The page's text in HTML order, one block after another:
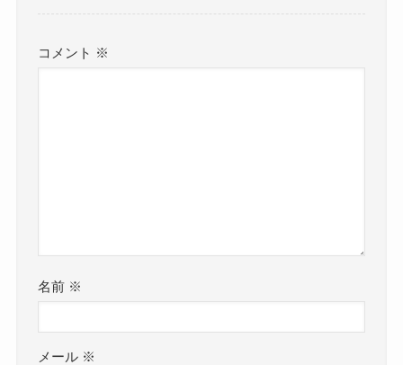
コメント ※
名前 ※
メール ※